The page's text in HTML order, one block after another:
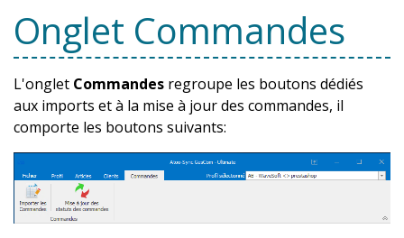
Onglet Commandes
L'onglet Commandes regroupe les boutons dédiés
aux imports et à la mise à jour des commandes, il
comporte les boutons suivants: